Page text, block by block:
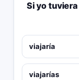
Si yo
viajaría
viajarías